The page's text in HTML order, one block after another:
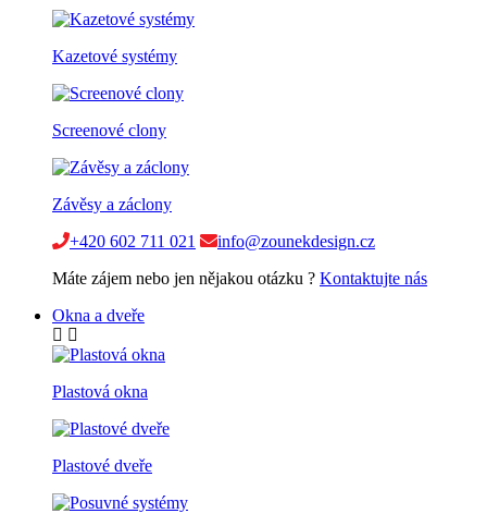
Kazetové systémy
Screenové clony
Závěsy a záclony
+420 602 711 021
info@zounekdesign.cz
Máte zájem nebo jen nějakou otázku ? Kontaktujte nás
Okna a dveře
Plastová okna
Plastové dveře